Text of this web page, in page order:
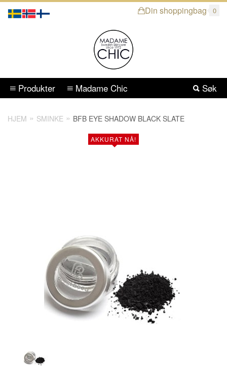
Din shoppingbag 0
Søk
Produkter Madame Chic
HJEM SMINKE BFB EYE SHADOW BLACK SLATE
AKKURAT NÅ!